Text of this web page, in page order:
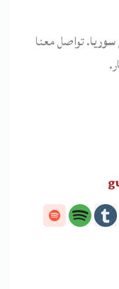
. تواصل معنا